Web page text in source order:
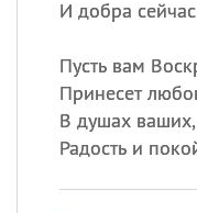
И добра
Пусть вам
Принесет
В душах
Радость и